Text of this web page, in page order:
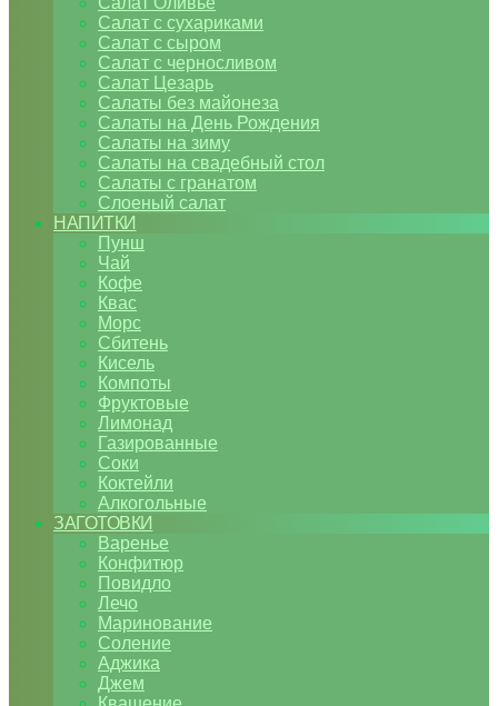
Салат с сухариками
Салат с сыром
Салат с черносливом
Салат Цезарь
Салаты без майонеза
Салаты на День Рождения
Салаты на зиму
Салаты на свадебный стол
Салаты с гранатом
Слоеный салат
НАПИТКИ
Пунш
Чай
Кофе
Квас
Морс
Сбитень
Кисель
Компоты
Фруктовые
Лимонад
Газированные
Соки
Коктейли
Алкогольные
ЗАГОТОВКИ
Варенье
Конфитюр
Повидло
Лечо
Маринование
Соление
Аджика
Джем